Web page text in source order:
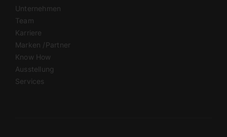
Unter­nehmen
Team
Karriere
Marken /​Partner
Know How
Ausstellung
Services